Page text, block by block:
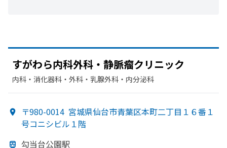
すがわら内科外科・静脈瘤クリニック
内科・​消化器科・​外科・​乳腺外科・​内分泌科
〒980-0014 宮城県仙台市青葉区本町二丁目１６番１
号コニシビル１階
勾当台公園駅